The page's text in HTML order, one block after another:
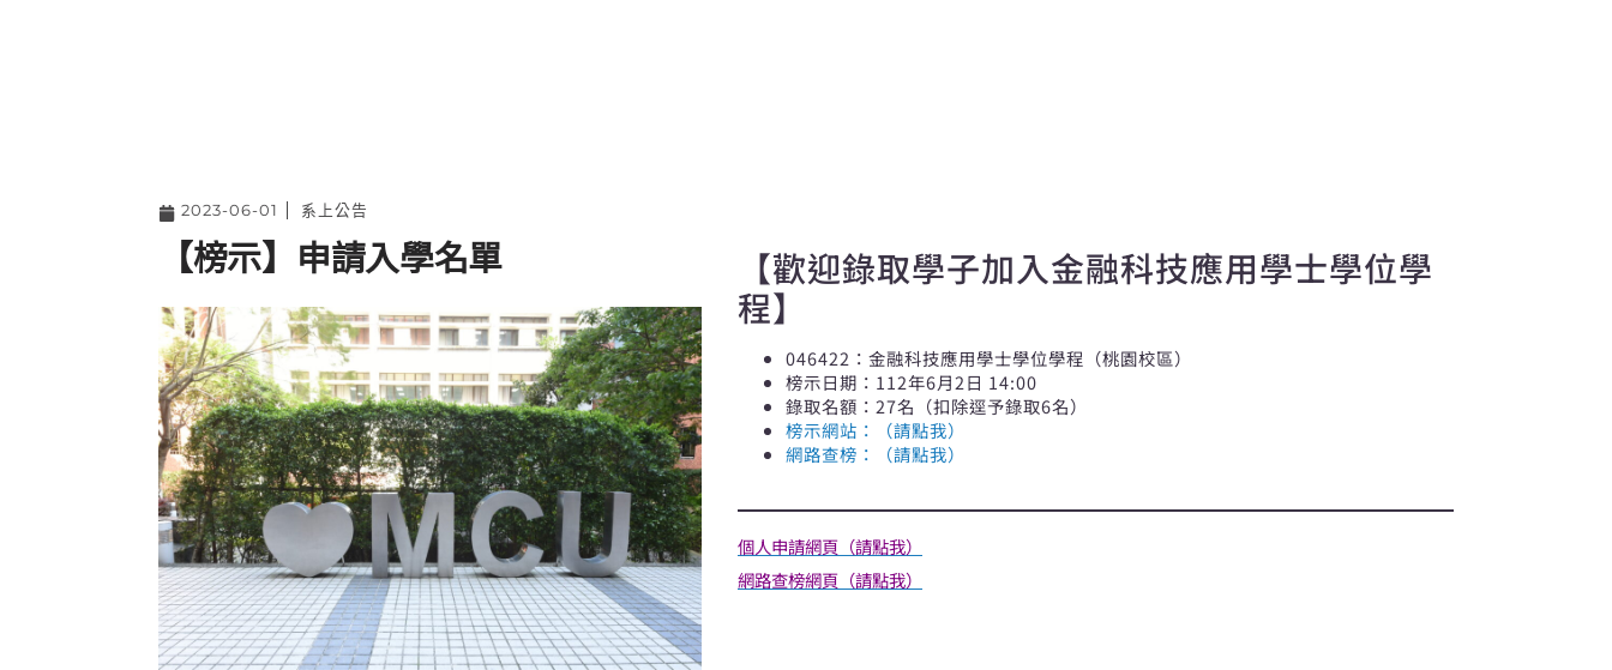
2023-06-01 系上公告
【榜示】申請入學名單
【歡迎錄取學子加入金融科技應用學士學位學
程】
046422：金融科技應用學士學位學程（桃園校區）
榜示日期：112年6月2日 14:00
錄取名額：27名（扣除逕予錄取6名）
榜示網站：（請點我）
網路查榜：（請點我）
個人申請網頁（請點我）
網路查榜網頁（請點我）